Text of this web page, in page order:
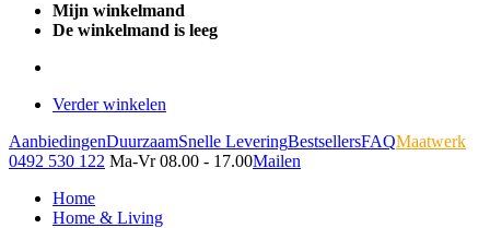
Mijn winkelmand
De winkelmand is leeg
Verder winkelen
AanbiedingenDuurzaamSnelle LeveringBestsellersFAQMaatwerk
0492 530 122 Ma-Vr 08.00 - 17.00Mailen
Home
Home & Living